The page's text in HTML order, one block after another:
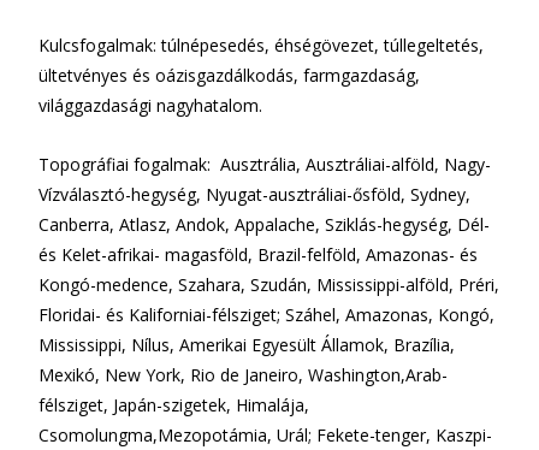
Kulcsfogalmak: túlnépesedés, éhségövezet, túllegeltetés,
ültetvényes és oázisgazdálkodás, farmgazdaság,
világgazdasági nagyhatalom.
Topográfiai fogalmak: Ausztrália, Ausztráliai-alföld, Nagy-
Vízválasztó-hegység, Nyugat-ausztráliai-ősföld, Sydney,
Canberra, Atlasz, Andok, Appalache, Sziklás-hegység, Dél-
és Kelet-afrikai- magasföld, Brazil-felföld, Amazonas- és
Kongó-medence, Szahara, Szudán, Mississippi-alföld, Préri,
Floridai- és Kaliforniai-félsziget; Száhel, Amazonas, Kongó,
Mississippi, Nílus, Amerikai Egyesült Államok, Brazília,
Mexikó, New York, Rio de Janeiro, Washington,Arab-
félsziget, Japán-szigetek, Himalája,
Csomolungma,Mezopotámia, Urál; Fekete-tenger, Kaszpi-